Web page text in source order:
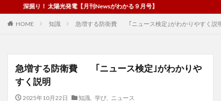
り！ 太陽光発電【月刊Newsがわかる９月号】
HOME 知識 急増する防衛費 ｢ニュース検定｣がわかりやすく説
急増する防衛費 ｢ニュース検定｣がわかりや
すく説明
2025年10月22日 知識 学び
ニュース